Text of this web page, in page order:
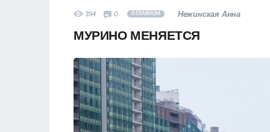
394 0 О ГЛАВНОМ Нежинская Анна
МУРИНО МЕНЯЕТСЯ